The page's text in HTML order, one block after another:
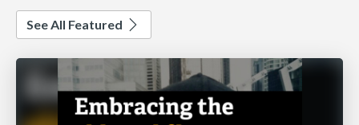
See All Featured